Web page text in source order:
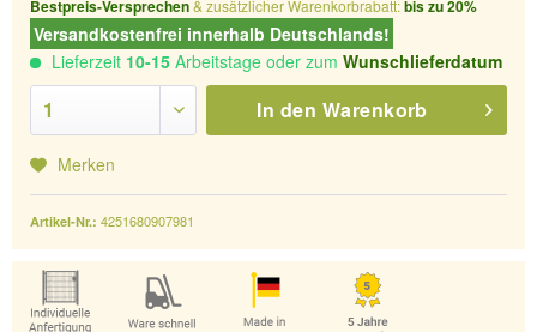
Bestpreis-Versprechen& zusätzlicher Warenkorbrabatt:bis zu 20%
Versandkostenfrei innerhalb Deutschlands!
Lieferzeit 10-15 Arbeitstage oder zum Wunschlieferdatum
In den Warenkorb
Merken
Artikel-Nr.: 4251680907981